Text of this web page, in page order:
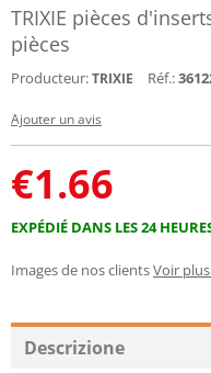
TRIXIE pièces
pièces
Producteur:TRIXIE Réf.:
Ajouter un avis
€1.66
EXPÉDIÉ DANS LES 24
Images de nos clientsVoir
Descrizione